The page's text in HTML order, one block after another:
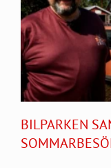
BILPARKEN